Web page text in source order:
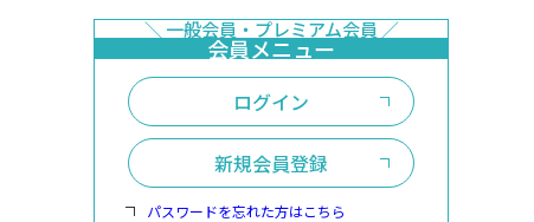
ログイン
新規会員登録
パスワードを忘れた方はこちら